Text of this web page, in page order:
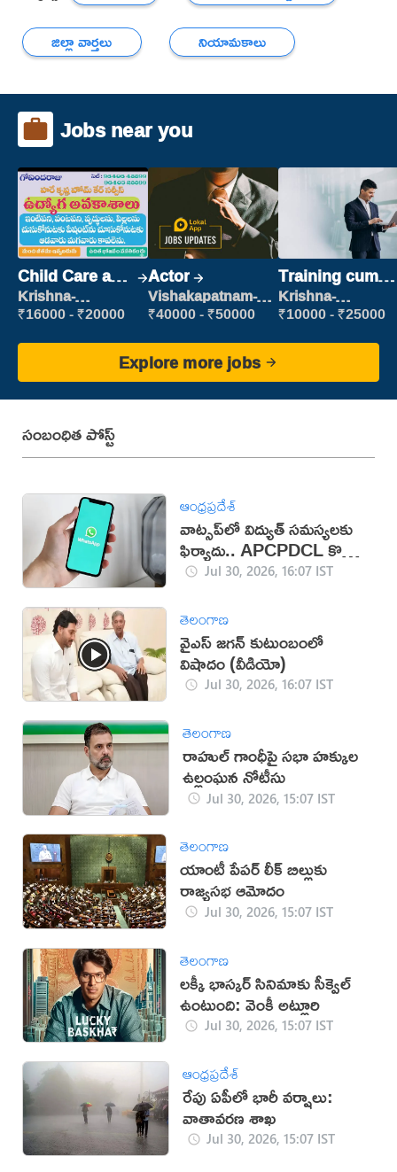
జిల్లా వార్తలు
నియామకాలు
Jobs near you
Child Care and
Patient care
Krishna-
vijayawada
₹16000 - ₹20000
Actor
Vishakapatnam-
new
₹40000 - ₹50000
Training cum
Placement
Krishna-
vijayawada
₹10000 - ₹25000
Explore more jobs
సంబంధిత పోస్ట్
ఆంధ్రప్రదేశ్
వాట్సప్‌లో విద్యుత్ సమస్యలకు
ఫిర్యాదు.. APCPDCL కొత్త
సేవలుJul 30, 2026, 16:07 IST
తెలంగాణ
వైఎస్ జగన్ కుటుంబంలో
విషాదం (వీడియో)
Jul 30, 2026, 16:07 IST
తెలంగాణ
రాహుల్ గాంధీపై సభా హక్కుల
ఉల్లంఘన నోటీసు
Jul 30, 2026, 15:07 IST
తెలంగాణ
యాంటీ పేపర్ లీక్ బిల్లుకు
రాజ్యసభ ఆమోదం
Jul 30, 2026, 15:07 IST
తెలంగాణ
లక్కీ భాస్కర్ సినిమాకు సీక్వెల్
ఉంటుంది: వెంకీ అట్లూరి
Jul 30, 2026, 15:07 IST
ఆంధ్రప్రదేశ్
రేపు ఏపీలో భారీ వర్షాలు:
వాతావరణ శాఖ
Jul 30, 2026, 15:07 IST